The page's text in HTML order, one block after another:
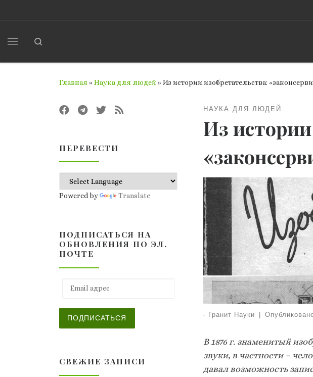
Главная »Наука для людей »Из истории изобретательства:
НАУКА ДЛЯ ЛЮДЕЙ
Из истории
- Гранит Науки
В 1876 г. знаменитый
звуки, в частности –
давал возможность
ПЕРЕВЕСТИ
Powered by Translate
ПОДПИСАТЬСЯ НА
ОБНОВЛЕНИЯ ПО ЭЛ.
ПОЧТЕ
ПОДПИСАТЬСЯ
СВЕЖИЕ ЗАПИСИ